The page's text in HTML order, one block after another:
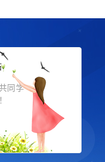
同学